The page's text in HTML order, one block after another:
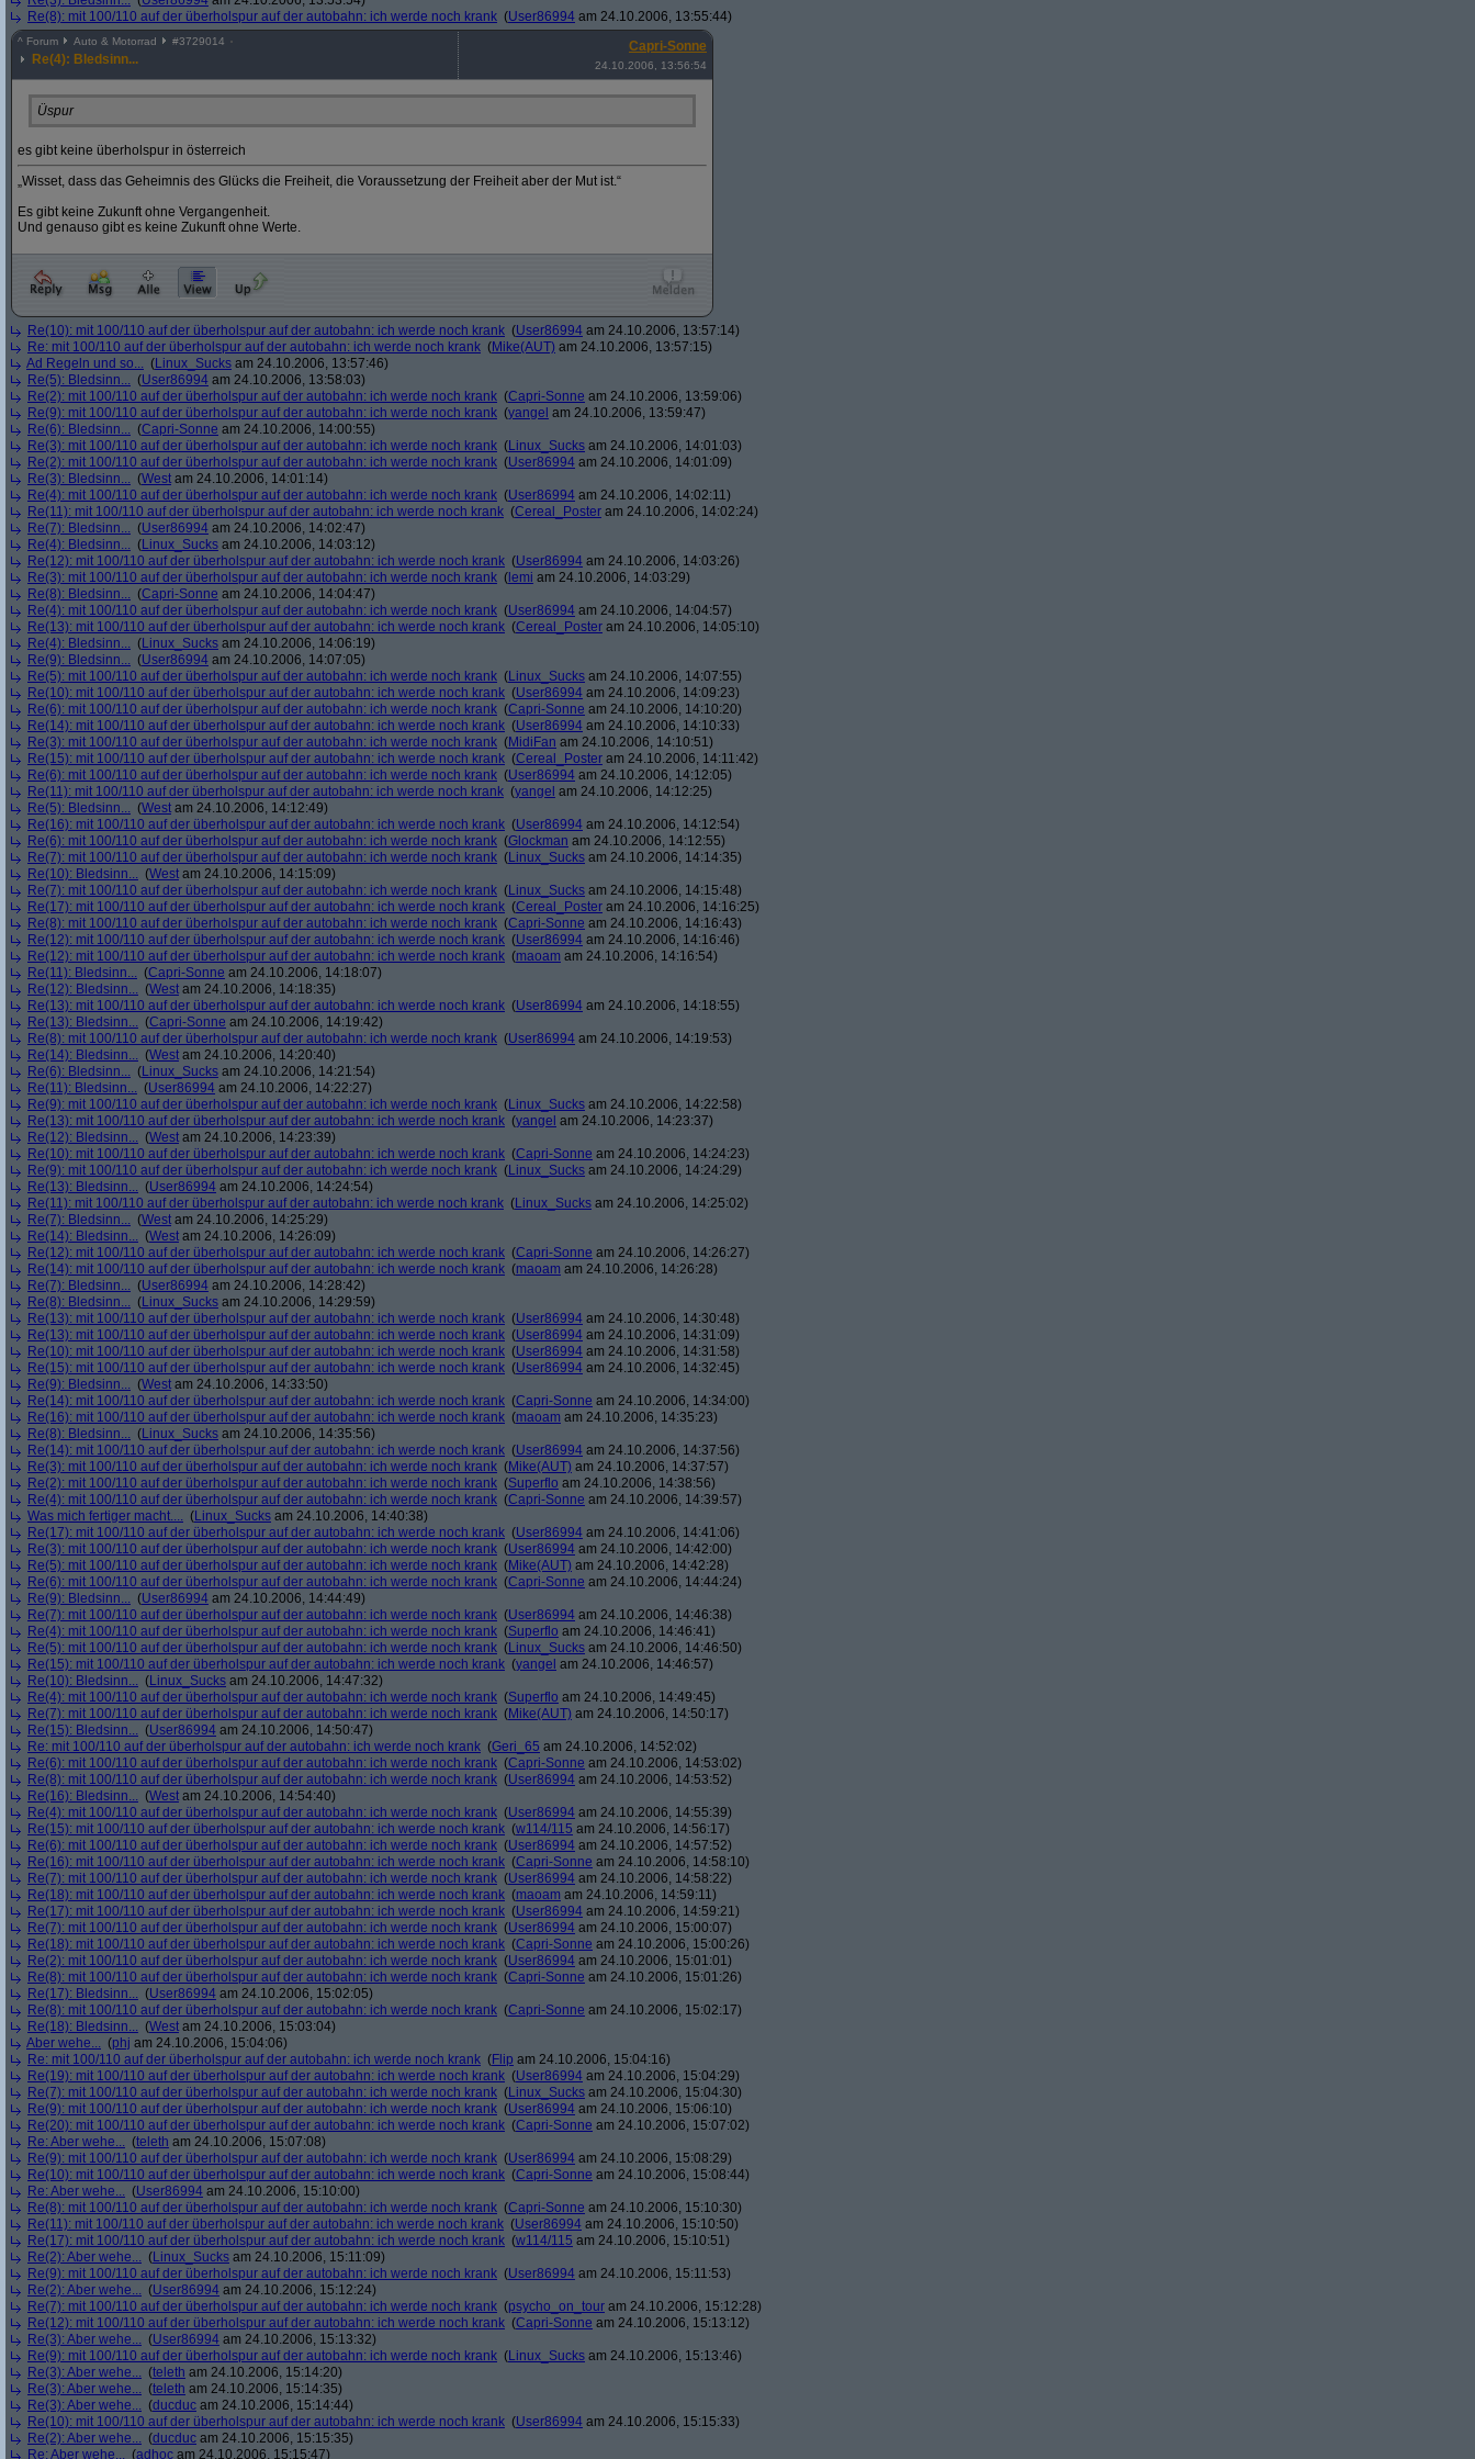
Re(8): mit 100/110 auf der überholspur auf der autobahn: ich werde noch krank (User86994 am 24.10.2006, 13:55:44)
^ Forum Auto & Motorrad #3729014
Re(4): Bledsinn...
Capri-Sonne
24.10.2006, 13:56:54
Üspur
es gibt keine überholspur in österreich
„Wisset, dass das Geheimnis des Glücks die Freiheit, die Voraussetzung der Freiheit aber der Mut ist.“
Es gibt keine Zukunft ohne Vergangenheit.
Und genauso gibt es keine Zukunft ohne Werte.
Re(10): mit 100/110 auf der überholspur auf der autobahn: ich werde noch krank (User86994 am 24.10.2006, 13:57:14)
Re: mit 100/110 auf der überholspur auf der autobahn: ich werde noch krank (Mike(AUT) am 24.10.2006, 13:57:15)
Ad Regeln und so... (Linux_Sucks am 24.10.2006, 13:57:46)
Re(5): Bledsinn... (User86994 am 24.10.2006, 13:58:03)
Re(2): mit 100/110 auf der überholspur auf der autobahn: ich werde noch krank (Capri-Sonne am 24.10.2006, 13:59:06)
Re(9): mit 100/110 auf der überholspur auf der autobahn: ich werde noch krank (yangel am 24.10.2006, 13:59:47)
Re(6): Bledsinn... (Capri-Sonne am 24.10.2006, 14:00:55)
Re(3): mit 100/110 auf der überholspur auf der autobahn: ich werde noch krank (Linux_Sucks am 24.10.2006, 14:01:03)
Re(2): mit 100/110 auf der überholspur auf der autobahn: ich werde noch krank (User86994 am 24.10.2006, 14:01:09)
Re(3): Bledsinn... (West am 24.10.2006, 14:01:14)
Re(4): mit 100/110 auf der überholspur auf der autobahn: ich werde noch krank (User86994 am 24.10.2006, 14:02:11)
Re(11): mit 100/110 auf der überholspur auf der autobahn: ich werde noch krank (Cereal_Poster am 24.10.2006, 14:02:24)
Re(7): Bledsinn... (User86994 am 24.10.2006, 14:02:47)
Re(4): Bledsinn... (Linux_Sucks am 24.10.2006, 14:03:12)
Re(12): mit 100/110 auf der überholspur auf der autobahn: ich werde noch krank (User86994 am 24.10.2006, 14:03:26)
Re(3): mit 100/110 auf der überholspur auf der autobahn: ich werde noch krank ( lemi am 24.10.2006, 14:03:29)
Re(8): Bledsinn... (Capri-Sonne am 24.10.2006, 14:04:47)
Re(4): mit 100/110 auf der überholspur auf der autobahn: ich werde noch krank (User86994 am 24.10.2006, 14:04:57)
Re(13): mit 100/110 auf der überholspur auf der autobahn: ich werde noch krank (Cereal_Poster am 24.10.2006, 14:05:10)
Re(4): Bledsinn... (Linux_Sucks am 24.10.2006, 14:06:19)
Re(9): Bledsinn... (User86994 am 24.10.2006, 14:07:05)
Re(5): mit 100/110 auf der überholspur auf der autobahn: ich werde noch krank (Linux_Sucks am 24.10.2006, 14:07:55)
Re(10): mit 100/110 auf der überholspur auf der autobahn: ich werde noch krank (User86994 am 24.10.2006, 14:09:23)
Re(6): mit 100/110 auf der überholspur auf der autobahn: ich werde noch krank (Capri-Sonne am 24.10.2006, 14:10:20)
Re(14): mit 100/110 auf der überholspur auf der autobahn: ich werde noch krank (User86994 am 24.10.2006, 14:10:33)
Re(3): mit 100/110 auf der überholspur auf der autobahn: ich werde noch krank (MidiFan am 24.10.2006, 14:10:51)
Re(15): mit 100/110 auf der überholspur auf der autobahn: ich werde noch krank (Cereal_Poster am 24.10.2006, 14:11:42)
Re(6): mit 100/110 auf der überholspur auf der autobahn: ich werde noch krank (User86994 am 24.10.2006, 14:12:05)
Re(11): mit 100/110 auf der überholspur auf der autobahn: ich werde noch krank (yangel am 24.10.2006, 14:12:25)
Re(5): Bledsinn... (West am 24.10.2006, 14:12:49)
Re(16): mit 100/110 auf der überholspur auf der autobahn: ich werde noch krank (User86994 am 24.10.2006, 14:12:54)
Re(6): mit 100/110 auf der überholspur auf der autobahn: ich werde noch krank (Glockman am 24.10.2006, 14:12:55)
Re(7): mit 100/110 auf der überholspur auf der autobahn: ich werde noch krank (Linux_Sucks am 24.10.2006, 14:14:35)
Re(10): Bledsinn... (West am 24.10.2006, 14:15:09)
Re(7): mit 100/110 auf der überholspur auf der autobahn: ich werde noch krank (Linux_Sucks am 24.10.2006, 14:15:48)
Re(17): mit 100/110 auf der überholspur auf der autobahn: ich werde noch krank (Cereal_Poster am 24.10.2006, 14:16:25)
Re(8): mit 100/110 auf der überholspur auf der autobahn: ich werde noch krank (Capri-Sonne am 24.10.2006, 14:16:43)
Re(12): mit 100/110 auf der überholspur auf der autobahn: ich werde noch krank (User86994 am 24.10.2006, 14:16:46)
Re(12): mit 100/110 auf der überholspur auf der autobahn: ich werde noch krank (maoam am 24.10.2006, 14:16:54)
Re(11): Bledsinn... (Capri-Sonne am 24.10.2006, 14:18:07)
Re(12): Bledsinn... (West am 24.10.2006, 14:18:35)
Re(13): mit 100/110 auf der überholspur auf der autobahn: ich werde noch krank (User86994 am 24.10.2006, 14:18:55)
Re(13): Bledsinn... (Capri-Sonne am 24.10.2006, 14:19:42)
Re(8): mit 100/110 auf der überholspur auf der autobahn: ich werde noch krank (User86994 am 24.10.2006, 14:19:53)
Re(14): Bledsinn... (West am 24.10.2006, 14:20:40)
Re(6): Bledsinn... (Linux_Sucks am 24.10.2006, 14:21:54)
Re(11): Bledsinn... (User86994 am 24.10.2006, 14:22:27)
Re(9): mit 100/110 auf der überholspur auf der autobahn: ich werde noch krank (Linux_Sucks am 24.10.2006, 14:22:58)
Re(13): mit 100/110 auf der überholspur auf der autobahn: ich werde noch krank (yangel am 24.10.2006, 14:23:37)
Re(12): Bledsinn... (West am 24.10.2006, 14:23:39)
Re(10): mit 100/110 auf der überholspur auf der autobahn: ich werde noch krank (Capri-Sonne am 24.10.2006, 14:24:23)
Re(9): mit 100/110 auf der überholspur auf der autobahn: ich werde noch krank (Linux_Sucks am 24.10.2006, 14:24:29)
Re(13): Bledsinn... (User86994 am 24.10.2006, 14:24:54)
Re(11): mit 100/110 auf der überholspur auf der autobahn: ich werde noch krank (Linux_Sucks am 24.10.2006, 14:25:02)
Re(7): Bledsinn... (West am 24.10.2006, 14:25:29)
Re(14): Bledsinn... (West am 24.10.2006, 14:26:09)
Re(12): mit 100/110 auf der überholspur auf der autobahn: ich werde noch krank (Capri-Sonne am 24.10.2006, 14:26:27)
Re(14): mit 100/110 auf der überholspur auf der autobahn: ich werde noch krank (maoam am 24.10.2006, 14:26:28)
Re(7): Bledsinn... (User86994 am 24.10.2006, 14:28:42)
Re(8): Bledsinn... (Linux_Sucks am 24.10.2006, 14:29:59)
Re(13): mit 100/110 auf der überholspur auf der autobahn: ich werde noch krank (User86994 am 24.10.2006, 14:30:48)
Re(13): mit 100/110 auf der überholspur auf der autobahn: ich werde noch krank (User86994 am 24.10.2006, 14:31:09)
Re(10): mit 100/110 auf der überholspur auf der autobahn: ich werde noch krank (User86994 am 24.10.2006, 14:31:58)
Re(15): mit 100/110 auf der überholspur auf der autobahn: ich werde noch krank (User86994 am 24.10.2006, 14:32:45)
Re(9): Bledsinn... (West am 24.10.2006, 14:33:50)
Re(14): mit 100/110 auf der überholspur auf der autobahn: ich werde noch krank (Capri-Sonne am 24.10.2006, 14:34:00)
Re(16): mit 100/110 auf der überholspur auf der autobahn: ich werde noch krank (maoam am 24.10.2006, 14:35:23)
Re(8): Bledsinn... (Linux_Sucks am 24.10.2006, 14:35:56)
Re(14): mit 100/110 auf der überholspur auf der autobahn: ich werde noch krank (User86994 am 24.10.2006, 14:37:56)
Re(3): mit 100/110 auf der überholspur auf der autobahn: ich werde noch krank (Mike(AUT) am 24.10.2006, 14:37:57)
Re(2): mit 100/110 auf der überholspur auf der autobahn: ich werde noch krank (Superflo am 24.10.2006, 14:38:56)
Re(4): mit 100/110 auf der überholspur auf der autobahn: ich werde noch krank (Capri-Sonne am 24.10.2006, 14:39:57)
Was mich fertiger macht.... (Linux_Sucks am 24.10.2006, 14:40:38)
Re(17): mit 100/110 auf der überholspur auf der autobahn: ich werde noch krank (User86994 am 24.10.2006, 14:41:06)
Re(3): mit 100/110 auf der überholspur auf der autobahn: ich werde noch krank (User86994 am 24.10.2006, 14:42:00)
Re(5): mit 100/110 auf der überholspur auf der autobahn: ich werde noch krank (Mike(AUT) am 24.10.2006, 14:42:28)
Re(6): mit 100/110 auf der überholspur auf der autobahn: ich werde noch krank (Capri-Sonne am 24.10.2006, 14:44:24)
Re(9): Bledsinn... (User86994 am 24.10.2006, 14:44:49)
Re(7): mit 100/110 auf der überholspur auf der autobahn: ich werde noch krank (User86994 am 24.10.2006, 14:46:38)
Re(4): mit 100/110 auf der überholspur auf der autobahn: ich werde noch krank (Superflo am 24.10.2006, 14:46:41)
Re(5): mit 100/110 auf der überholspur auf der autobahn: ich werde noch krank (Linux_Sucks am 24.10.2006, 14:46:50)
Re(15): mit 100/110 auf der überholspur auf der autobahn: ich werde noch krank (yangel am 24.10.2006, 14:46:57)
Re(10): Bledsinn... (Linux_Sucks am 24.10.2006, 14:47:32)
Re(4): mit 100/110 auf der überholspur auf der autobahn: ich werde noch krank (Superflo am 24.10.2006, 14:49:45)
Re(7): mit 100/110 auf der überholspur auf der autobahn: ich werde noch krank (Mike(AUT) am 24.10.2006, 14:50:17)
Re(15): Bledsinn... (User86994 am 24.10.2006, 14:50:47)
Re: mit 100/110 auf der überholspur auf der autobahn: ich werde noch krank (Geri_65 am 24.10.2006, 14:52:02)
Re(6): mit 100/110 auf der überholspur auf der autobahn: ich werde noch krank (Capri-Sonne am 24.10.2006, 14:53:02)
Re(8): mit 100/110 auf der überholspur auf der autobahn: ich werde noch krank (User86994 am 24.10.2006, 14:53:52)
Re(16): Bledsinn... (West am 24.10.2006, 14:54:40)
Re(4): mit 100/110 auf der überholspur auf der autobahn: ich werde noch krank (User86994 am 24.10.2006, 14:55:39)
Re(15): mit 100/110 auf der überholspur auf der autobahn: ich werde noch krank (w114/115 am 24.10.2006, 14:56:17)
Re(6): mit 100/110 auf der überholspur auf der autobahn: ich werde noch krank (User86994 am 24.10.2006, 14:57:52)
Re(16): mit 100/110 auf der überholspur auf der autobahn: ich werde noch krank (Capri-Sonne am 24.10.2006, 14:58:10)
Re(7): mit 100/110 auf der überholspur auf der autobahn: ich werde noch krank (User86994 am 24.10.2006, 14:58:22)
Re(18): mit 100/110 auf der überholspur auf der autobahn: ich werde noch krank (maoam am 24.10.2006, 14:59:11)
Re(17): mit 100/110 auf der überholspur auf der autobahn: ich werde noch krank (User86994 am 24.10.2006, 14:59:21)
Re(7): mit 100/110 auf der überholspur auf der autobahn: ich werde noch krank (User86994 am 24.10.2006, 15:00:07)
Re(18): mit 100/110 auf der überholspur auf der autobahn: ich werde noch krank (Capri-Sonne am 24.10.2006, 15:00:26)
Re(2): mit 100/110 auf der überholspur auf der autobahn: ich werde noch krank (User86994 am 24.10.2006, 15:01:01)
Re(8): mit 100/110 auf der überholspur auf der autobahn: ich werde noch krank (Capri-Sonne am 24.10.2006, 15:01:26)
Re(17): Bledsinn... (User86994 am 24.10.2006, 15:02:05)
Re(8): mit 100/110 auf der überholspur auf der autobahn: ich werde noch krank (Capri-Sonne am 24.10.2006, 15:02:17)
Re(18): Bledsinn... (West am 24.10.2006, 15:03:04)
Aber wehe... (phj am 24.10.2006, 15:04:06)
Re: mit 100/110 auf der überholspur auf der autobahn: ich werde noch krank (Flip am 24.10.2006, 15:04:16)
Re(19): mit 100/110 auf der überholspur auf der autobahn: ich werde noch krank (User86994 am 24.10.2006, 15:04:29)
Re(7): mit 100/110 auf der überholspur auf der autobahn: ich werde noch krank (Linux_Sucks am 24.10.2006, 15:04:30)
Re(9): mit 100/110 auf der überholspur auf der autobahn: ich werde noch krank (User86994 am 24.10.2006, 15:06:10)
Re(20): mit 100/110 auf der überholspur auf der autobahn: ich werde noch krank (Capri-Sonne am 24.10.2006, 15:07:02)
Re: Aber wehe... (teleth am 24.10.2006, 15:07:08)
Re(9): mit 100/110 auf der überholspur auf der autobahn: ich werde noch krank (User86994 am 24.10.2006, 15:08:29)
Re(10): mit 100/110 auf der überholspur auf der autobahn: ich werde noch krank (Capri-Sonne am 24.10.2006, 15:08:44)
Re: Aber wehe... (User86994 am 24.10.2006, 15:10:00)
Re(8): mit 100/110 auf der überholspur auf der autobahn: ich werde noch krank (Capri-Sonne am 24.10.2006, 15:10:30)
Re(11): mit 100/110 auf der überholspur auf der autobahn: ich werde noch krank (User86994 am 24.10.2006, 15:10:50)
Re(17): mit 100/110 auf der überholspur auf der autobahn: ich werde noch krank (w114/115 am 24.10.2006, 15:10:51)
Re(2): Aber wehe... (Linux_Sucks am 24.10.2006, 15:11:09)
Re(9): mit 100/110 auf der überholspur auf der autobahn: ich werde noch krank (User86994 am 24.10.2006, 15:11:53)
Re(2): Aber wehe... (User86994 am 24.10.2006, 15:12:24)
Re(7): mit 100/110 auf der überholspur auf der autobahn: ich werde noch krank (psycho_on_tour am 24.10.2006, 15:12:28)
Re(12): mit 100/110 auf der überholspur auf der autobahn: ich werde noch krank (Capri-Sonne am 24.10.2006, 15:13:12)
Re(3): Aber wehe... (User86994 am 24.10.2006, 15:13:32)
Re(9): mit 100/110 auf der überholspur auf der autobahn: ich werde noch krank (Linux_Sucks am 24.10.2006, 15:13:46)
Re(3): Aber wehe... (teleth am 24.10.2006, 15:14:20)
Re(3): Aber wehe... (teleth am 24.10.2006, 15:14:35)
Re(3): Aber wehe... (ducduc am 24.10.2006, 15:14:44)
Re(10): mit 100/110 auf der überholspur auf der autobahn: ich werde noch krank (User86994 am 24.10.2006, 15:15:33)
Re(2): Aber wehe... (ducduc am 24.10.2006, 15:15:35)
Re: Aber wehe... (adhoc am 24.10.2006, 15:15:47)